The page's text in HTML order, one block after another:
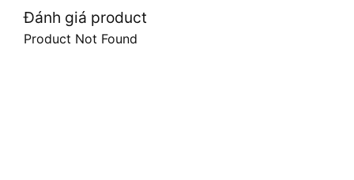
Đánh giá product
Product Not Found